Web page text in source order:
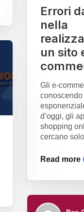
Errori
nella
un sito
Gli e-
d’oggi, gli
shopping
cercano
Read more